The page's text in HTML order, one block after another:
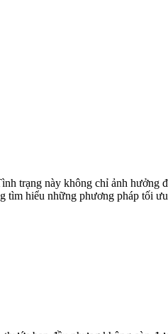
trạng này không chỉ ảnh hưởng
hiểu những phương pháp tối